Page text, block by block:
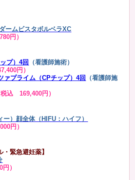
ームビスタボルベラXC
円）
プ）4回 （看護師施術）
円）
ァプライム（CPチップ）4回 （看護師施
込 169,400円）
）顔全体（HIFU：ハイフ）
円）
・緊急避妊薬】
）